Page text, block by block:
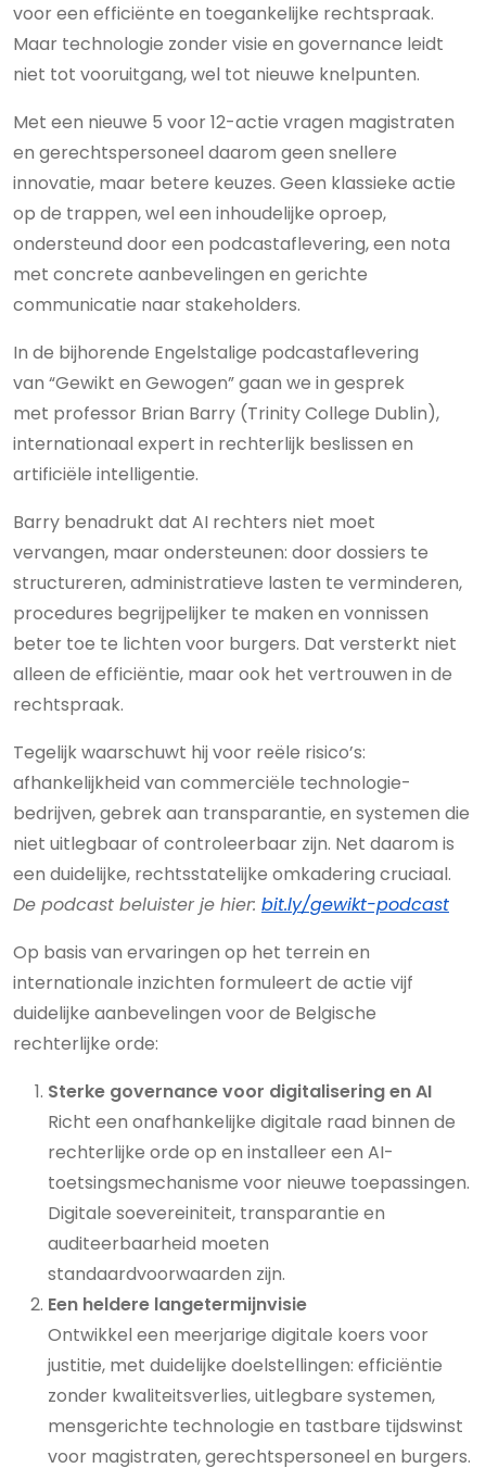
voor een efficiënte en toegankelijke rechtspraak.
Maar technologie zonder visie en governance leidt
niet tot vooruitgang, wel tot nieuwe knelpunten.
Met een nieuwe 5 voor 12-actie vragen magistraten
en gerechtspersoneel daarom geen snellere
innovatie, maar betere keuzes. Geen klassieke actie
op de trappen, wel een inhoudelijke oproep,
ondersteund door een podcastaflevering, een nota
met concrete aanbevelingen en gerichte
communicatie naar stakeholders.
In de bijhorende Engelstalige podcastaflevering
van “Gewikt en Gewogen” gaan we in gesprek
met professor Brian Barry (Trinity College Dublin),
internationaal expert in rechterlijk beslissen en
artificiële intelligentie.
Barry benadrukt dat AI rechters niet moet
vervangen, maar ondersteunen: door dossiers te
structureren, administratieve lasten te verminderen,
procedures begrijpelijker te maken en vonnissen
beter toe te lichten voor burgers. Dat versterkt niet
alleen de efficiëntie, maar ook het vertrouwen in de
rechtspraak.
Tegelijk waarschuwt hij voor reële risico’s:
afhankelijkheid van commerciële technologie-
bedrijven, gebrek aan transparantie, en systemen die
niet uitlegbaar of controleerbaar zijn. Net daarom is
een duidelijke, rechtsstatelijke omkadering cruciaal.
De podcast beluister je hier: bit.ly/gewikt-podcast
Op basis van ervaringen op het terrein en
internationale inzichten formuleert de actie vijf
duidelijke aanbevelingen voor de Belgische
rechterlijke orde:
Sterke governance voor digitalisering en AI
Richt een onafhankelijke digitale raad binnen de
rechterlijke orde op en installeer een AI-
toetsingsmechanisme voor nieuwe toepassingen.
Digitale soevereiniteit, transparantie en
auditeerbaarheid moeten
standaardvoorwaarden zijn.
Een heldere langetermijnvisie
Ontwikkel een meerjarige digitale koers voor
justitie, met duidelijke doelstellingen: efficiëntie
zonder kwaliteitsverlies, uitlegbare systemen,
mensgerichte technologie en tastbare tijdswinst
voor magistraten, gerechtspersoneel en burgers.